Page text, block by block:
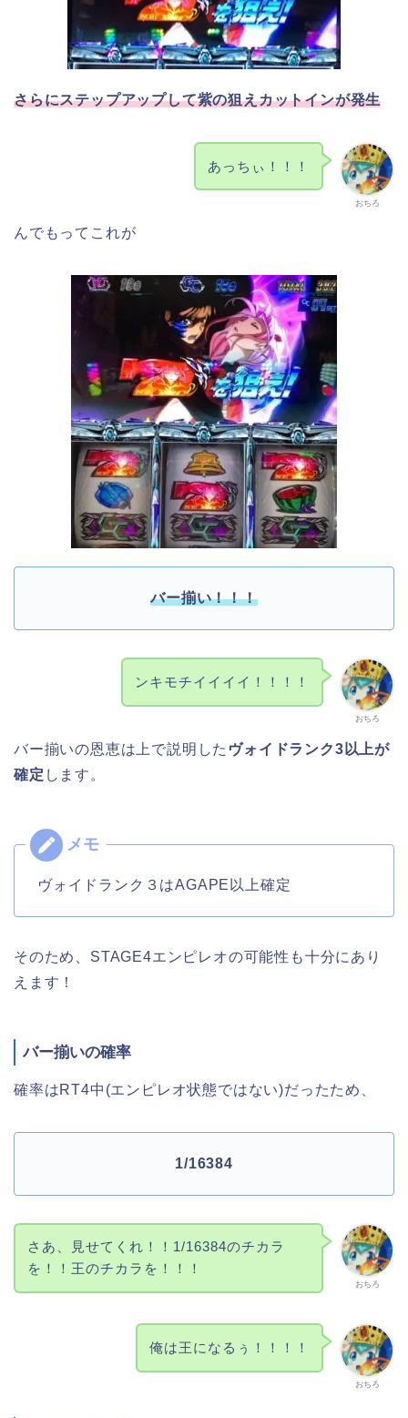
さらにステップアップして紫の狙えカットインが発生
おちろ
あっちぃ！！！
んでもってこれが
バー揃い！！！
おちろ
ンキモチイイイイ！！！！
バー揃いの恩恵は上で説明した ヴォイドランク3以上が
確定 します。
ヴォイドランク３はAGAPE以上確定
そのため、STAGE4エンピレオの可能性も十分にあり
えます！
バー揃いの確率
確率はRT4中(エンピレオ状態ではない)だったため、
1/16384
おちろ
さあ、見せてくれ！！1/16384のチカラ
を！！王のチカラを！！！
おちろ
俺は王になるぅ！！！！